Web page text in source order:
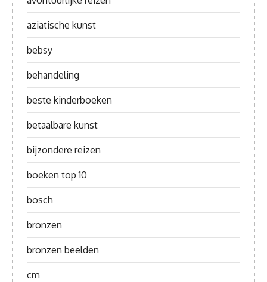
aziatische kunst
bebsy
behandeling
beste kinderboeken
betaalbare kunst
bijzondere reizen
boeken top 10
bosch
bronzen
bronzen beelden
cm